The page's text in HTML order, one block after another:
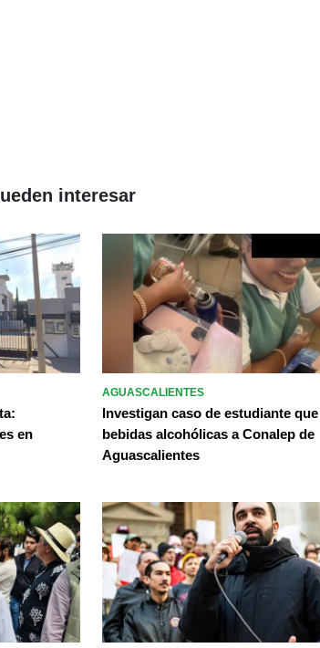
interesar
en
AGUASCALIENTES
Investigan caso de estudiante
bebidas alcohólicas a Conalep de
Aguascalientes